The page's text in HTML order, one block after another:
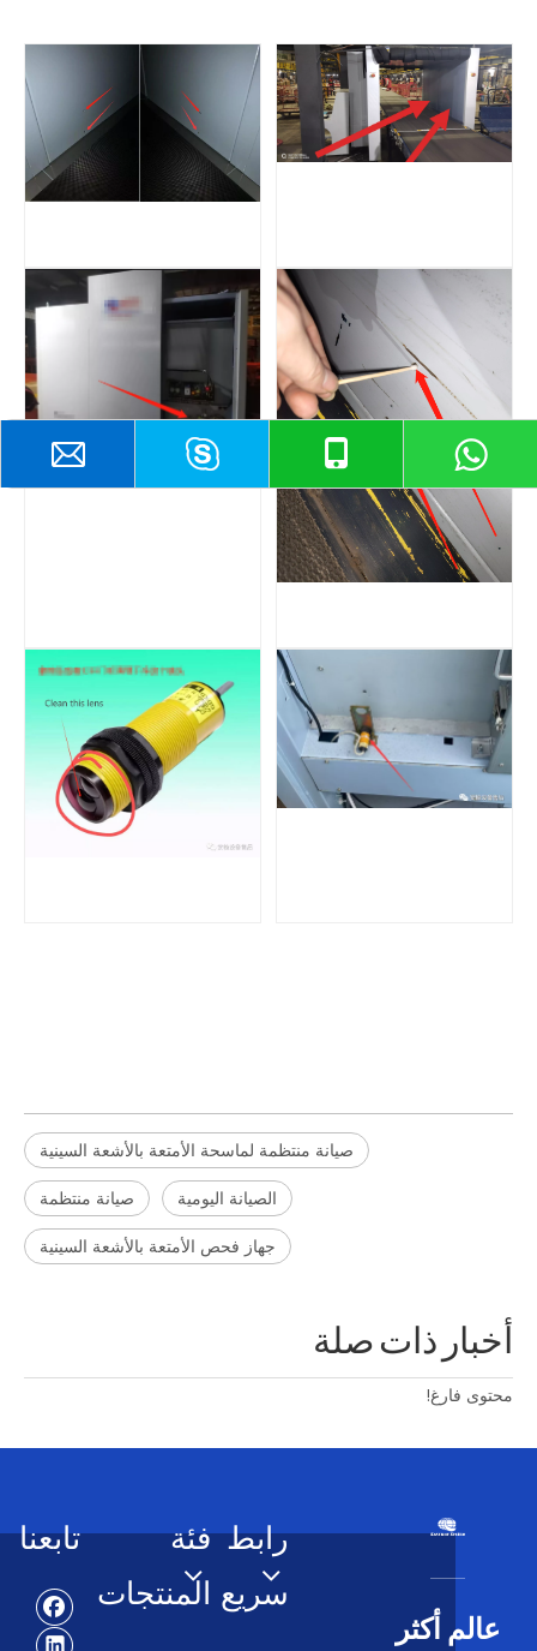
صيانة منتظمة لماسحة الأمتعة بالأشعة السينية
صيانة منتظمة الصيانة اليومية
جهاز فحص الأمتعة بالأشعة السينية
أخبار ذات صلة
محتوى فارغ!
عالم أكثر
رابط
سريع
فئة
المنتجات
تابعنا